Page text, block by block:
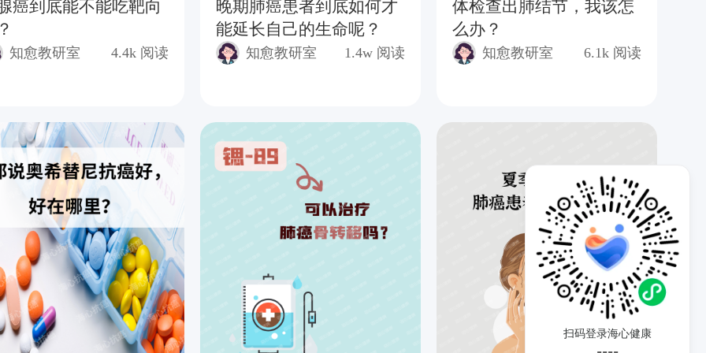
癌到底能不能吃靶向
知愈教研室 4.4k 阅读
晚期肺癌患者到底如何才
能延长自己的生命呢？
知愈教研室 1.4w 阅读
体检查出肺结节，我该怎
么办？
知愈教研室 6.1k 阅读
扫码登录海心健康